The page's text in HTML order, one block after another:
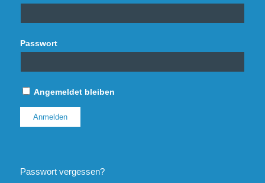
Passwort
Angemeldet bleiben
Passwort vergessen?